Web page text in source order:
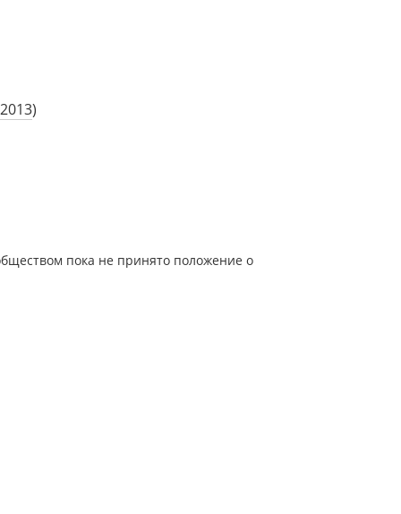
)
пока не принято положение о